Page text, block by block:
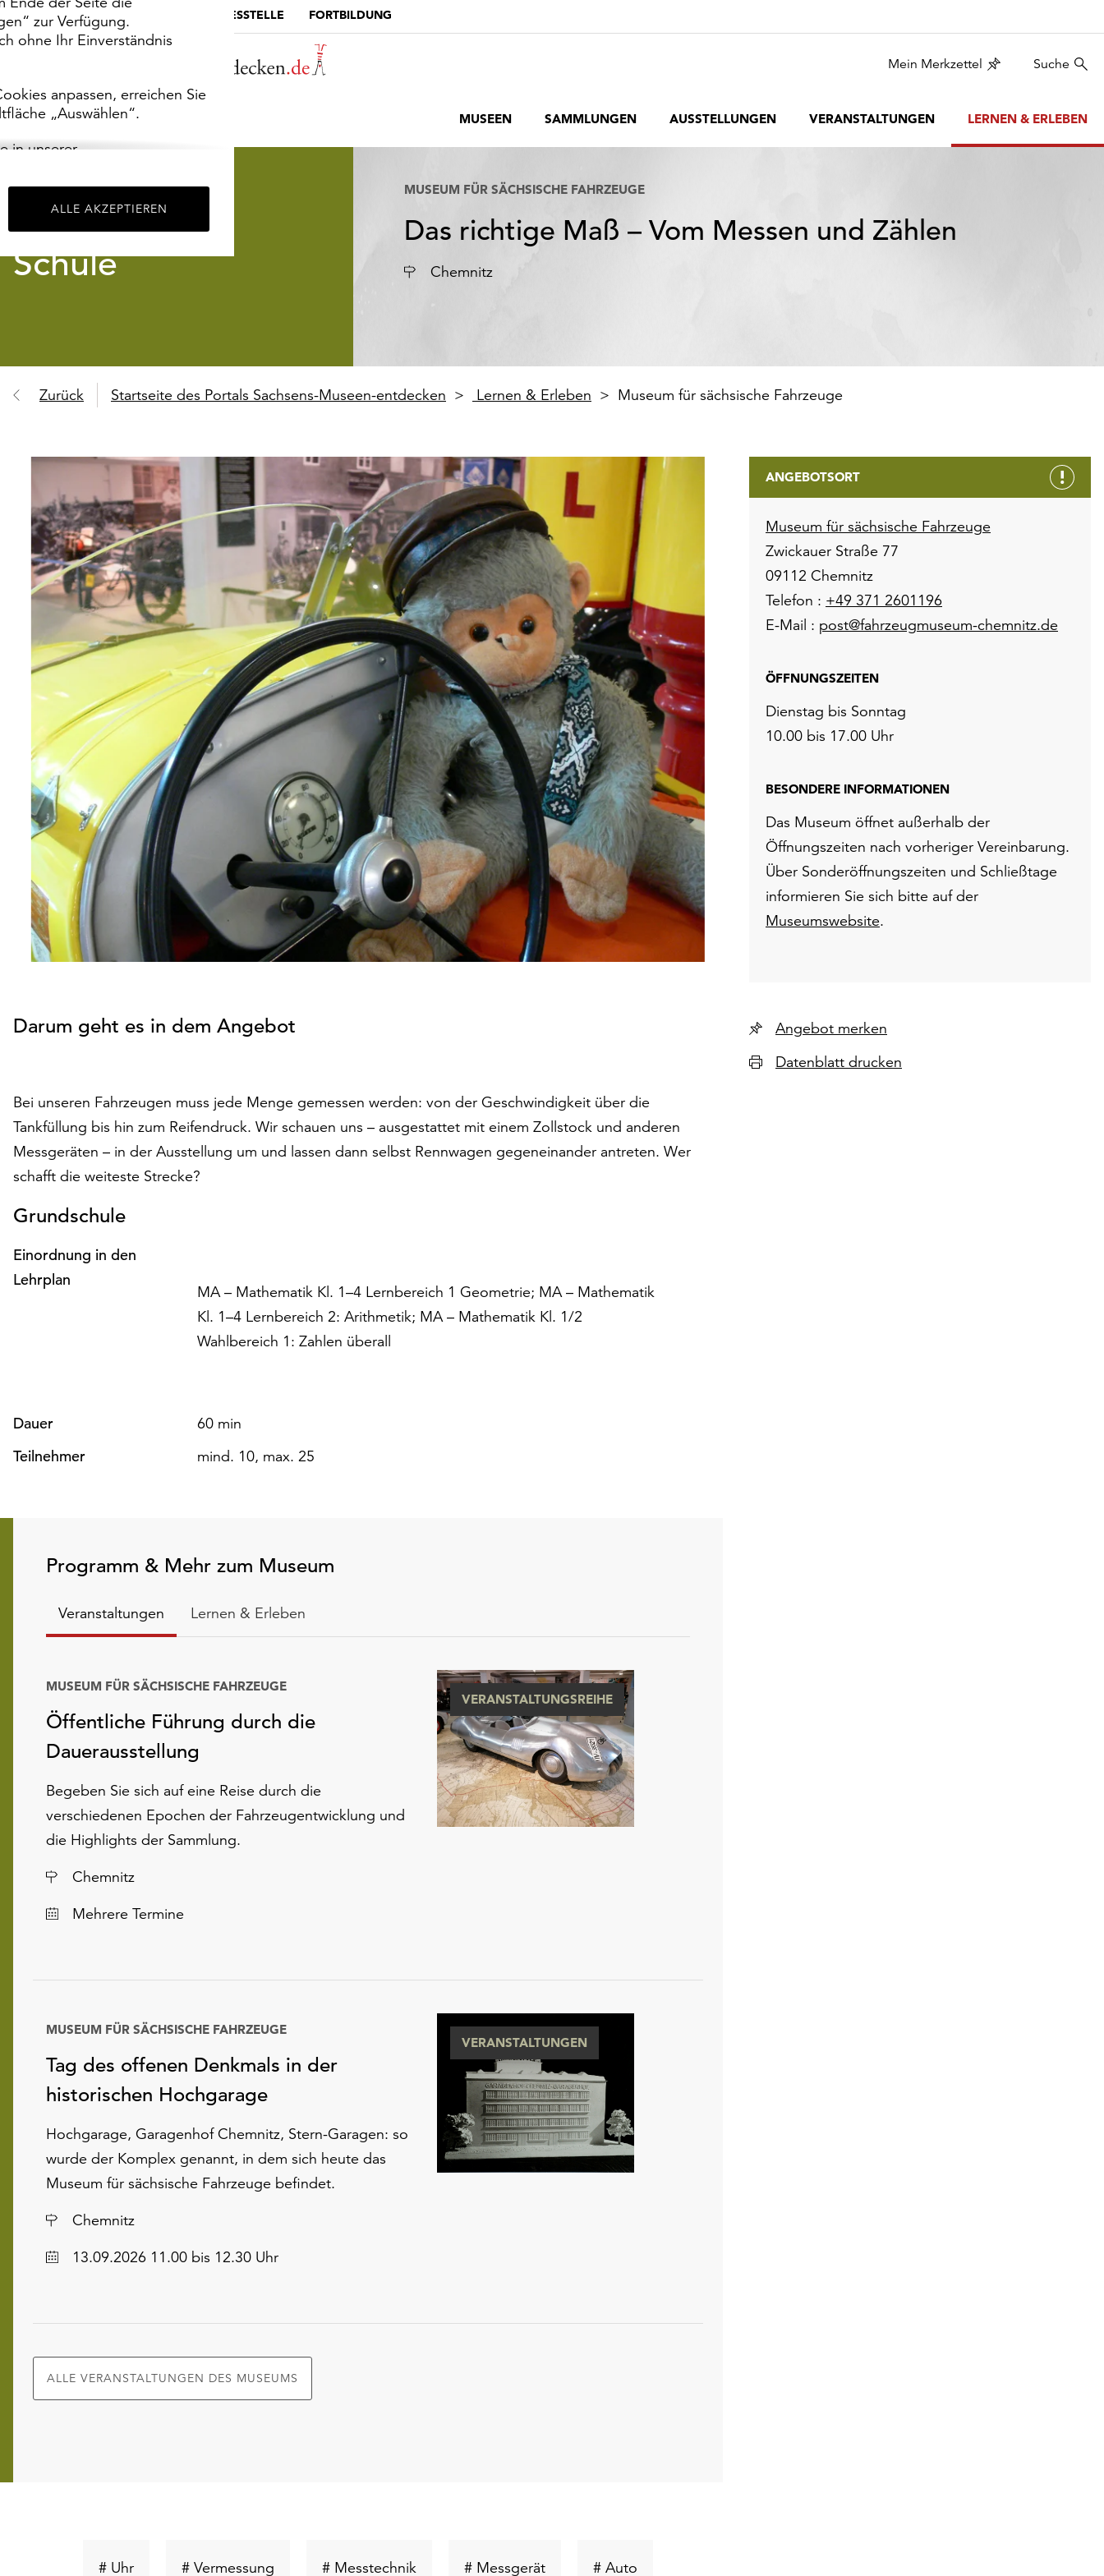
zur Verfügung.
ohne Ihr Einverständnis
anpassen, erreichen Sie
„Auswählen“.
in unserer
ALLE AKZEPTIEREN
MUSEUMSPORTAL DIE LANDESSTELLE FORTBILDUNG
Mein Merkzettel Suche
MUSEEN SAMMLUNGEN AUSSTELLUNGEN VERANSTALTUNGEN LERNEN & ERLEBEN
Schule
MUSEUM FÜR SÄCHSISCHE FAHRZEUGE
Das richtige Maß – Vom Messen und Zählen
Ort Chemnitz
Zurück Startseite des Portals Sachsens-Museen-entdecken Lernen & Erleben Museum für sächsische Fahrzeuge
Darum geht es in dem Angebot
Bei unseren Fahrzeugen muss jede Menge gemessen werden: von der Geschwindigkeit über die
Tankfüllung bis hin zum Reifendruck. Wir schauen uns – ausgestattet mit einem Zollstock und anderen
Messgeräten – in der Ausstellung um und lassen dann selbst Rennwagen gegeneinander antreten. Wer
schafft die weiteste Strecke?
Grundschule
Einordnung in den
Lehrplan
MA – Mathematik Kl. 1–4 Lernbereich 1 Geometrie; MA – Mathematik
Kl. 1–4 Lernbereich 2: Arithmetik; MA – Mathematik Kl. 1/2
Wahlbereich 1: Zahlen überall
Dauer
60 min
Teilnehmer
mind. 10, max. 25
Programm & Mehr zum Museum
Veranstaltungen Lernen & Erleben
Öffentliche Führung durch die
Dauerausstellung
MUSEUM FÜR SÄCHSISCHE FAHRZEUGE
Begeben Sie sich auf eine Reise durch die
verschiedenen Epochen der Fahrzeugentwicklung und
die Highlights der Sammlung.
Ort
Chemnitz
DatumMehrere Termine
VERANSTALTUNGSREIHE
Tag des offenen Denkmals in der
historischen Hochgarage
MUSEUM FÜR SÄCHSISCHE FAHRZEUGE
Hochgarage, Garagenhof Chemnitz, Stern-Garagen: so
wurde der Komplex genannt, in dem sich heute das
Museum für sächsische Fahrzeuge befindet.
Ort
Chemnitz
Datum13.09.2026 11.00 bis 12.30 Uhr
VERANSTALTUNGEN
ALLE VERANSTALTUNGEN DES MUSEUMS
# UhrSchlüsselwort# Vermessung Schlüsselwort# Messtechnik Schlüsselwort# MessgerätSchlüsselwort
# Auto
ANGEBOTSORT
Museum für sächsische Fahrzeuge
Zwickauer Straße 77
09112 Chemnitz
Telefon : +49 371 2601196
E-Mail : post@fahrzeugmuseum-chemnitz.de
ÖFFNUNGSZEITEN
Dienstag bis Sonntag
10.00 bis 17.00 Uhr
BESONDERE INFORMATIONEN
Das Museum öffnet außerhalb der
Öffnungszeiten nach vorheriger Vereinbarung.
Über Sonderöffnungszeiten und Schließtage
informieren Sie sich bitte auf der
Museumswebsite.
Angebot merken
Datenblatt drucken